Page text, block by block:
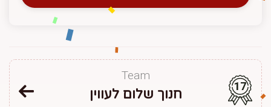
Team
חנוך שלום לעווין
17